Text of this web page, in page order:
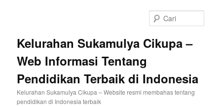
Kelurahan Sukamulya Cikupa –
Web Informasi Tentang
Pendidikan Terbaik di Indonesia
Kelurahan Sukamulya Cikupa – Website resmi membahas tentang
pendidikan di Indonesia terbaik